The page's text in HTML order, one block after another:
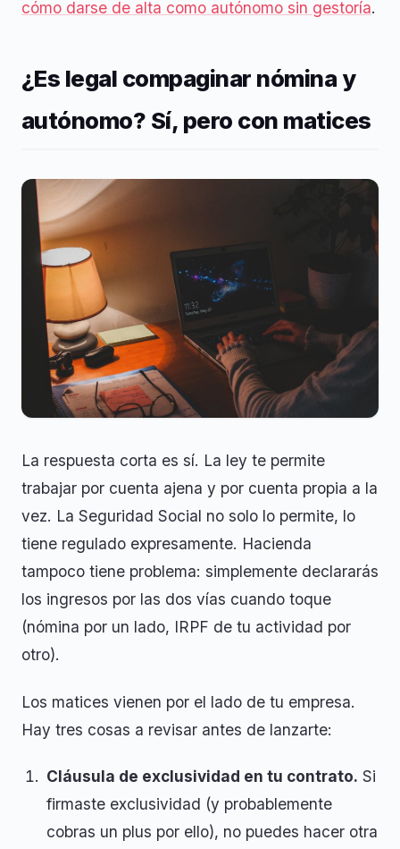
cómo darse de alta como autónomo sin gestoría.
¿Es legal compaginar nómina y
autónomo? Sí, pero con matices
La respuesta corta es sí. La ley te permite
trabajar por cuenta ajena y por cuenta propia a la
vez. La Seguridad Social no solo lo permite, lo
tiene regulado expresamente. Hacienda
tampoco tiene problema: simplemente declararás
los ingresos por las dos vías cuando toque
(nómina por un lado, IRPF de tu actividad por
otro).
Los matices vienen por el lado de tu empresa.
Hay tres cosas a revisar antes de lanzarte:
Cláusula de exclusividad en tu contrato. Si
firmaste exclusividad (y probablemente
cobras un plus por ello), no puedes hacer otra